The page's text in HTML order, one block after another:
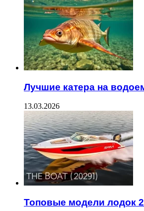
Лучшие катера на
13.03.2026
Топовые модели лодок